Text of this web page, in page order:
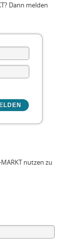
Dann melden
nutzen zu